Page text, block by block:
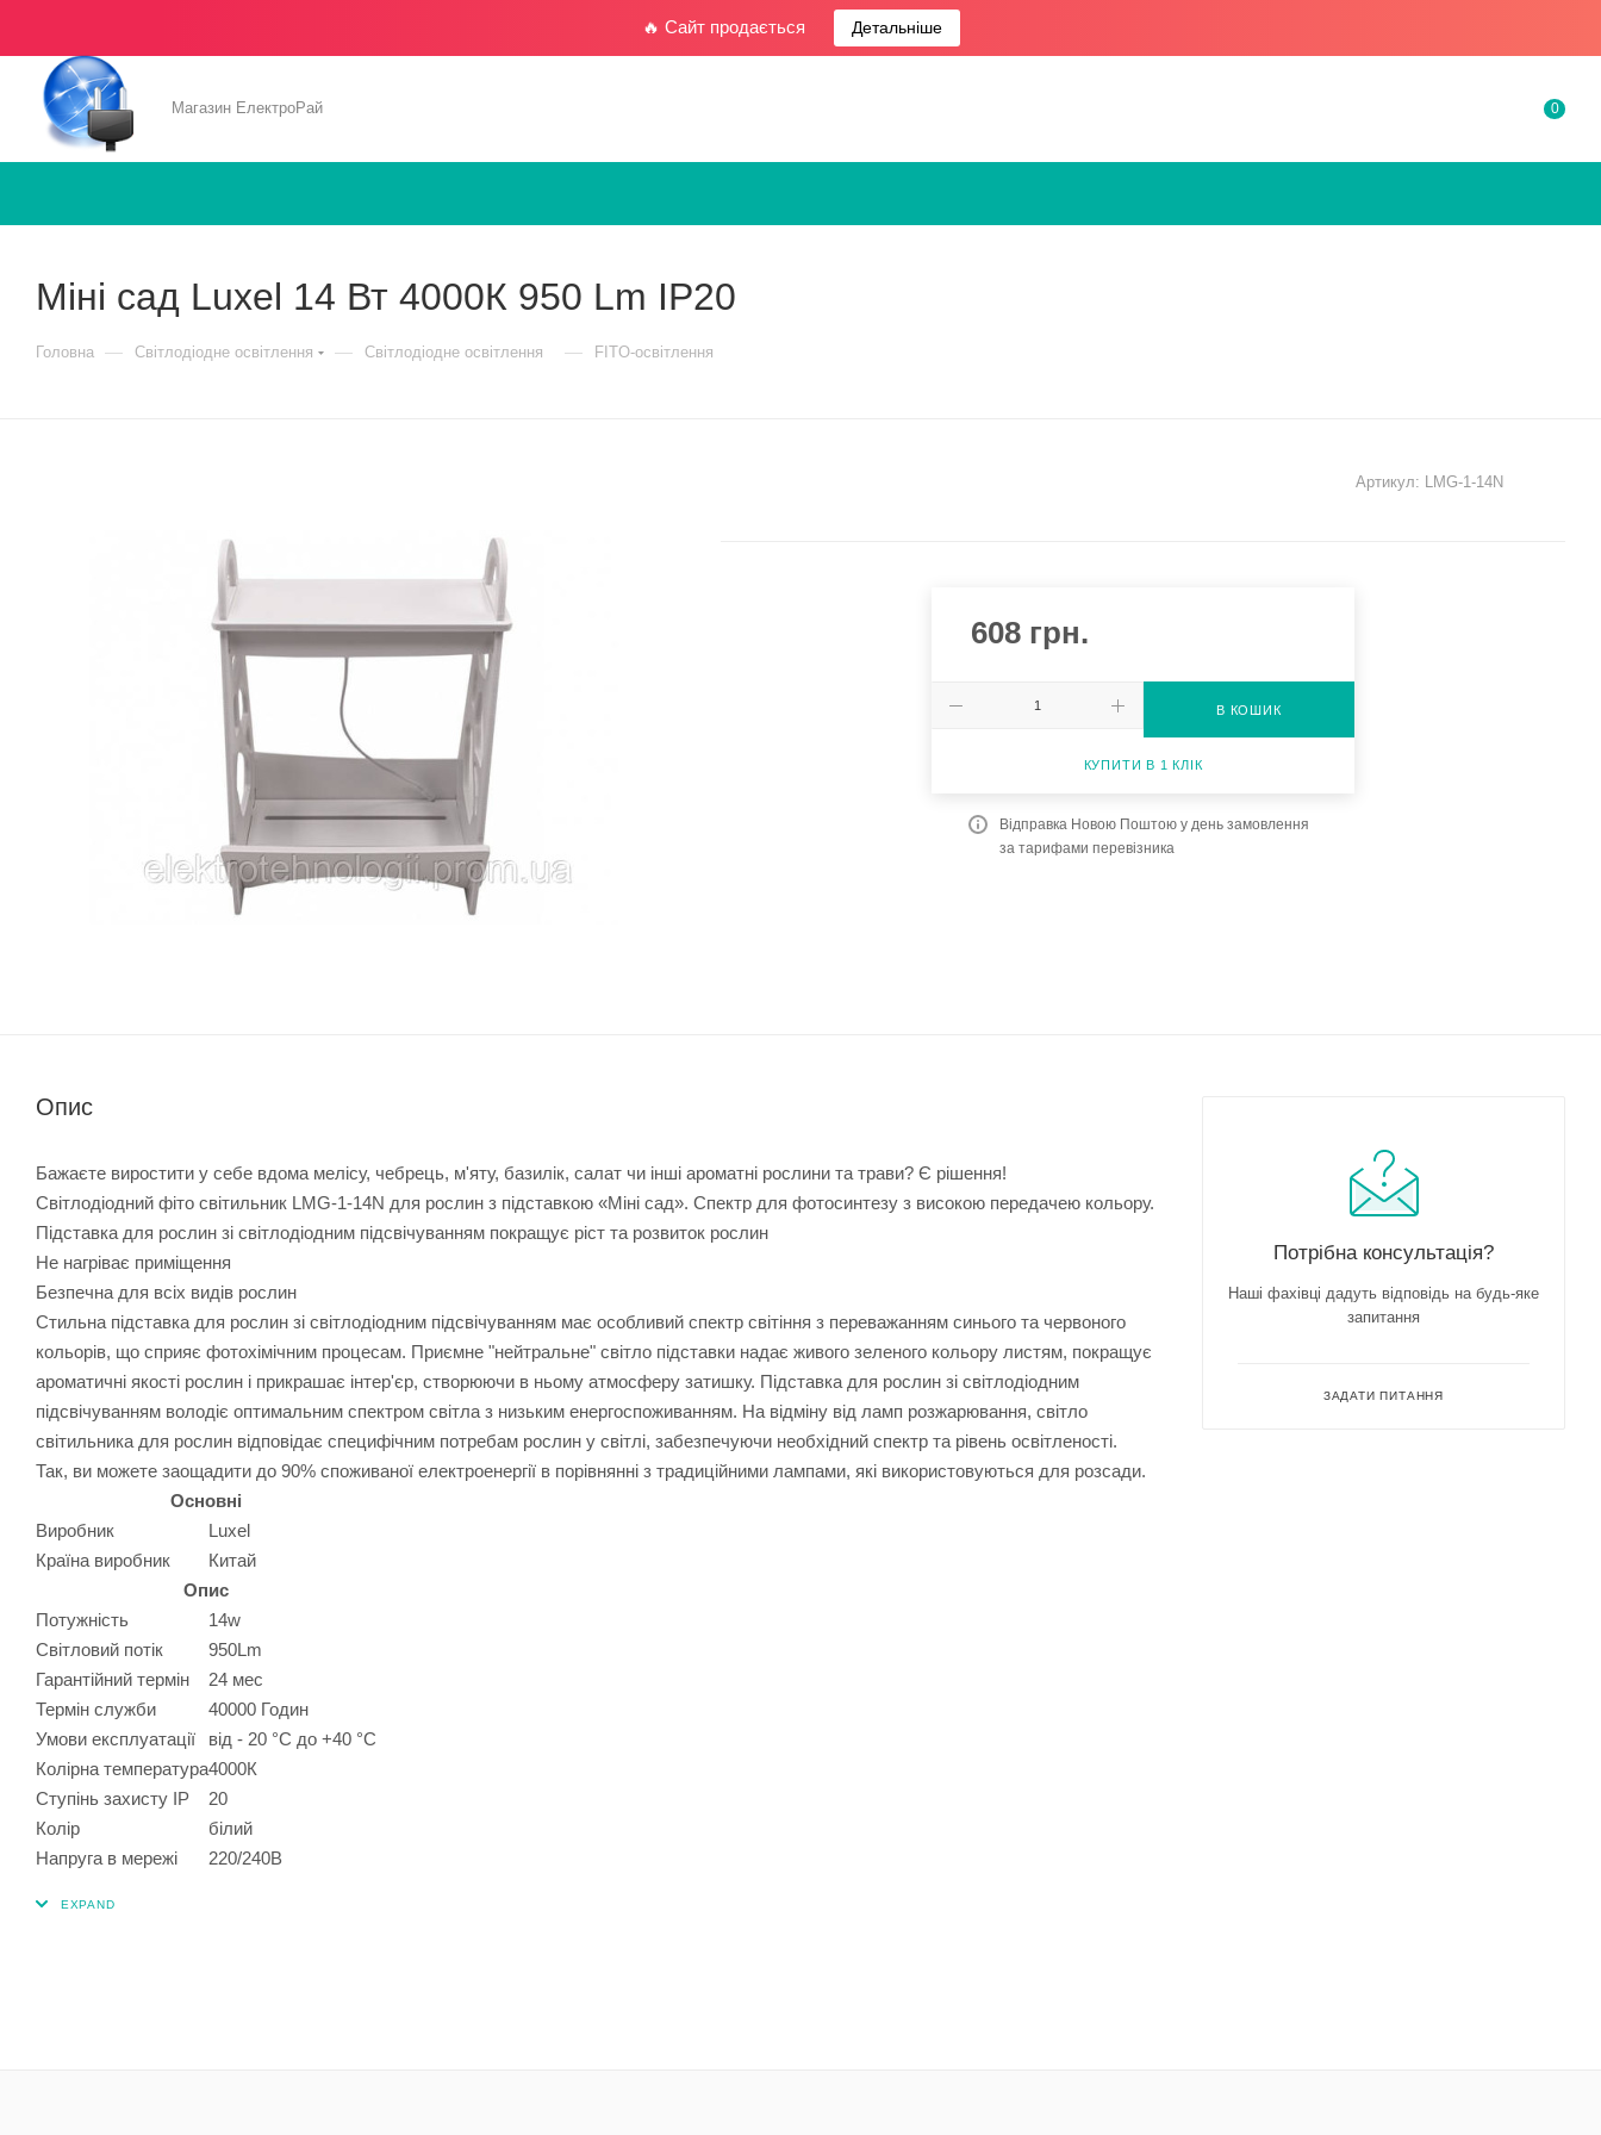
🔥 Сайт продається Детальніше
Магазин ЕлектроРай 0
Міні сад Luxel 14 Вт 4000К 950 Lm IP20
Головна — Світлодіодне освітлення — Світлодіодне освітлення — FITO-освітлення
Артикул: LMG-1-14N
608 грн.
В КОШИК
КУПИТИ В 1 КЛІК
Відправка Новою Поштою у день замовлення
за тарифами перевізника
Опис
Бажаєте виростити у себе вдома мелісу, чебрець, м'яту, базилік, салат чи інші ароматні рослини та трави? Є рішення!
Світлодіодний фіто світильник LMG-1-14N для рослин з підставкою «Міні сад». Спектр для фотосинтезу з високою передачею кольору.
Підставка для рослин зі світлодіодним підсвічуванням покращує ріст та розвиток рослин
Не нагріває приміщення
Безпечна для всіх видів рослин
Стильна підставка для рослин зі світлодіодним підсвічуванням має особливий спектр світіння з переважанням синього та червоного
кольорів, що сприяє фотохімічним процесам. Приємне "нейтральне" світло підставки надає живого зеленого кольору листям, покращує
ароматичні якості рослин і прикрашає інтер'єр, створюючи в ньому атмосферу затишку. Підставка для рослин зі світлодіодним
підсвічуванням володіє оптимальним спектром світла з низьким енергоспоживанням. На відміну від ламп розжарювання, світло
світильника для рослин відповідає специфічним потребам рослин у світлі, забезпечуючи необхідний спектр та рівень освітленості.
Так, ви можете заощадити до 90% споживаної електроенергії в порівнянні з традиційними лампами, які використовуються для розсади.
Основні
Виробник
Luxel
Країна виробник
Китай
Опис
Потужність
14w
Світловий потік
950Lm
Гарантійний термін
24 мес
Термін служби
40000 Годин
Умови експлуатації
від - 20 °С до +40 °С
Колірна температура4000К
Ступінь захисту IP
20
Колір
білий
Напруга в мережі
220/240В
Потрібна консультація?
Наші фахівці дадуть відповідь на будь-яке
запитання
ЗАДАТИ ПИТАННЯ